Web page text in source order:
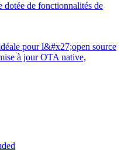
dotée de fonctionnalités de
pour l&#x27;open source
à jour OTA native,